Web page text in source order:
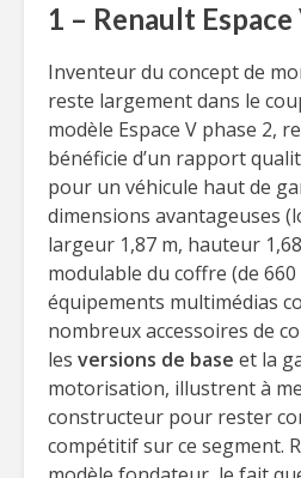
1 – Renault Espace
Inventeur du concept de
reste largement dans le
modèle Espace V phase 2,
bénéficie d’un rapport
pour un véhicule haut de
dimensions avantageuses
largeur 1,87 m, hauteur
modulable du coffre (de 660
équipements multimédias
nombreux accessoires de
les versions de base et la
motorisation, illustrent à
constructeur pour rester
compétitif sur ce segment.